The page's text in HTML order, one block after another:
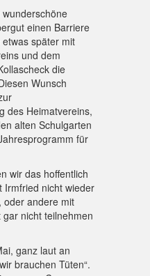
einen Barriere
später mit
und dem
die
Wunsch
des Heimatvereins,
alten Schulgarten
für
wir das hoffentlich
Irmfried nicht wieder
oder andere mit
nicht teilnehmen
ganz laut an
brauchen Tüten“.